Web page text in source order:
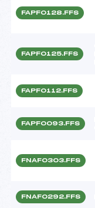
FAPF0128.FFS
FAPF0125.FFS
FAPF0112.FFS
FAPF0093.FFS
FNAF0303.FFS
FNAF0292.FFS